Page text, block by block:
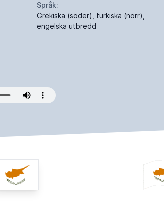
Språk:
Grekiska (söder), turkiska (norr),
engelska utbredd